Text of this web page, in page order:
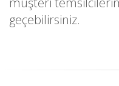
geçebilirsiniz.